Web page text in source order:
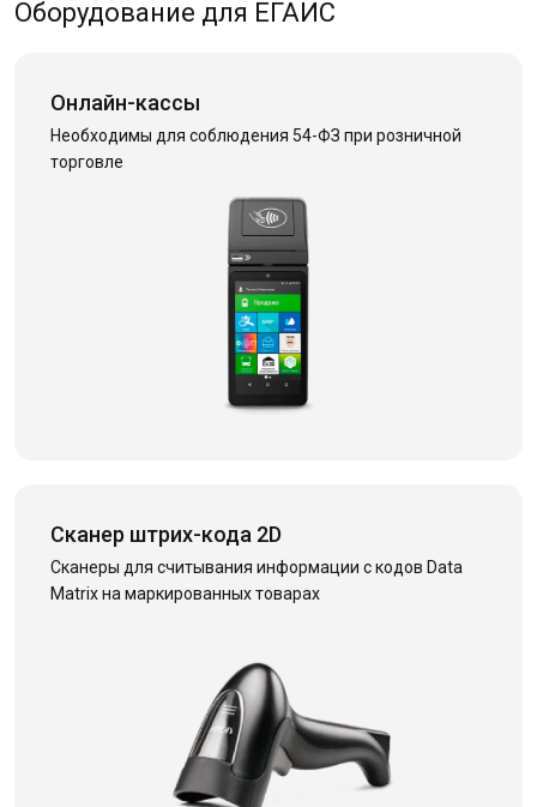
Оборудование для ЕГАИС
Онлайн-кассы
Необходимы для соблюдения 54-ФЗ при розничной
торговле
Сканер штрих-кода 2D
Сканеры для считывания информации с кодов Data
Matrix на маркированных товарах